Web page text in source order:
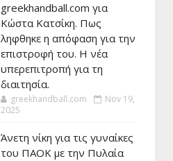
greekhandball.com για
Κώστα Κατσίκη. Πως
ληφθηκε η απόφαση για την
επιστροφή του. Η νέα
υπερεπιτροπή για τη
διαιτησία.
greekhandball.com
Nov 19,
2025
Άνετη νίκη για τις γυναίκες
του ΠΑΟΚ με την Πυλαία